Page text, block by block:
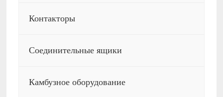
Контакторы
Соединительные ящики
Камбузное оборудование